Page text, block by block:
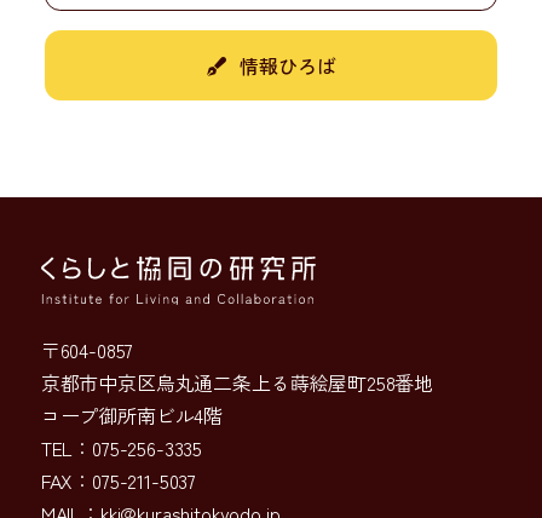
情報ひろば
〒604-0857
京都市中京区烏丸通二条上る蒔絵屋町258番地
コープ御所南ビル4階
TEL：075-256-3335
FAX：075-211-5037